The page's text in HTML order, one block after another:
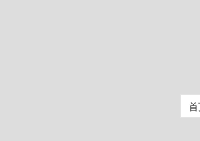
首